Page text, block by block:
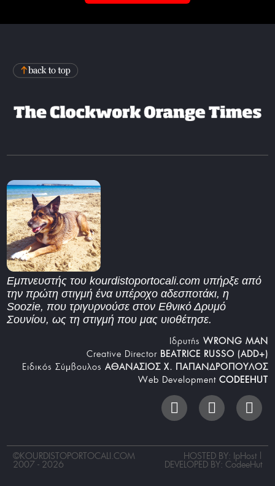
Εμπνευστής του kourdistoportocali.com υπήρξε από
την πρώτη στιγμή ένα υπέροχο αδεσποτάκι, η
Soozie, που τριγυρνούσε στον Εθνικό Δρυμό
Σουνίου, ως τη στιγμή που μας υιοθέτησε.
Iδρυτής WRONG MAN
Creative Director BEATRICE RUSSO (ADD+)
Ειδικός Σύμβουλος ΑΘΑΝΑΣΙΟΣ Χ. ΠΑΠΑΝΔΡΟΠΟΥΛΟΣ
Web Development CODEEHUT
©KOURDISTOPORTOCALI.COM
2007 - 2026
HOSTED BY: IpHost |
DEVELOPED BY: CodeeHut